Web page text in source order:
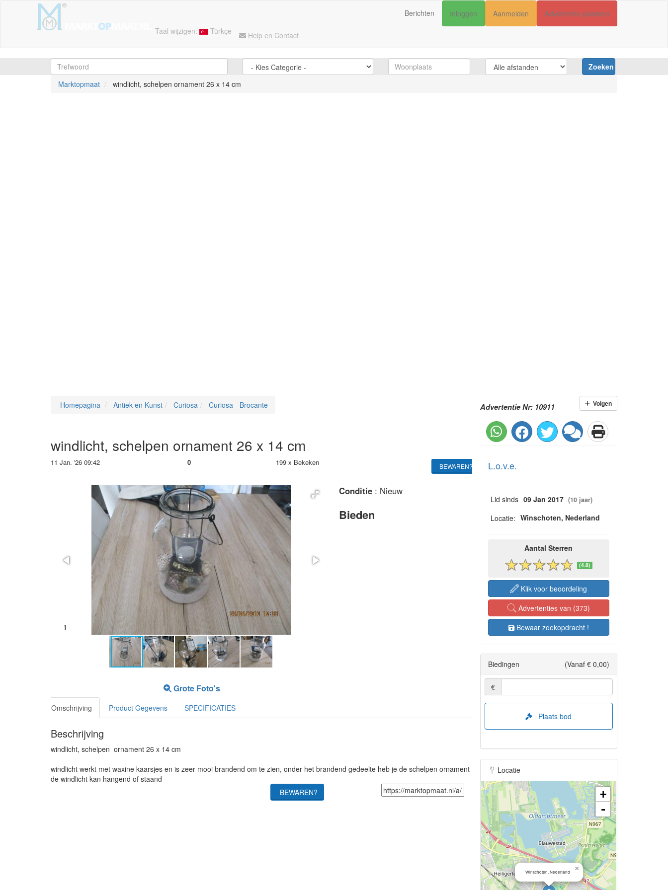
Taal wijzigen: Türkçe Help en Contact
Berichten Inloggen Aanmelden Advertentie plaatsen
Zoeken
Marktopmaat
windlicht, schelpen ornament 26 x 14 cm
Homepagina Antiek en Kunst Curiosa Curiosa - Brocante
windlicht, schelpen ornament 26 x 14 cm
11 Jan. '26 09:42 0 199 x Bekeken BEWAREN?
2
Grote Foto's
Conditie: Nieuw
Bieden
Omschrijving Product Gegevens SPECIFICATIES
Beschrijving
windlicht, schelpen ornament 26 x 14 cm
windlicht werkt met waxine kaarsjes en is zeer mooi brandend om te zien, onder het brandend gedeelte heb je de schelpen ornament
de windlicht kan hangend of staand
BEWAREN?
Advertentie Nr: 10911 Volgen
L.o.v.e.
Lid sinds 09 Jan 2017 (10 jaar)
Locatie: Winschoten, Nederland
Aantal Sterren
(4.8)
Klik voor beoordeling
Advertenties van (373)
Bewaar zoekopdracht !
Biedingen (Vanaf € 0,00)
€
Plaats bod
Locatie
Winschoten, Nederland ×
+
-